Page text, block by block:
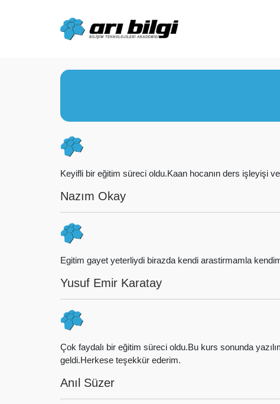
Keyifli bir eğitim süreci oldu.Kaan hocanın ders işleyişi
Nazım Okay
Egitim gayet yeterliydi birazda kendi arastirmamla
Yusuf Emir Karatay
Çok faydalı bir eğitim süreci oldu.Bu kurs sonunda
geldi.Herkese teşekkür ederim.
Anıl Süzer